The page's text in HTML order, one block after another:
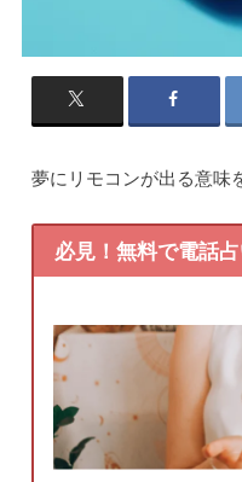
夢にリモコンが出る意味
必見！無料で電話